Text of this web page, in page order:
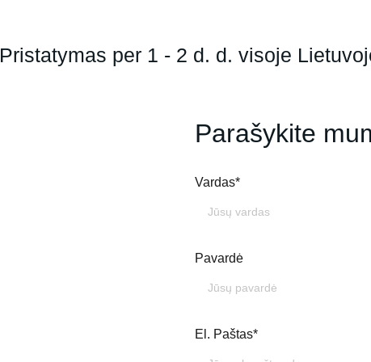
Parašykite
Vardas*
Pavardė
El. Paštas*
Pristatymas per 1 - 2 d. d. visoje